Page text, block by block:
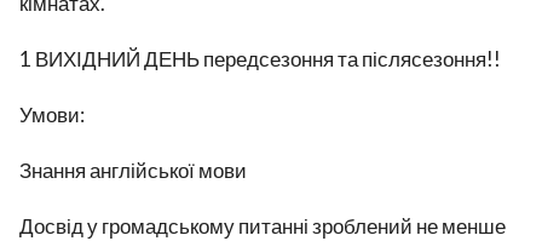
1 ВИХІДНИЙ ДЕНЬ передсезоння та післясезоння!!
Умови:
Знання англійської мови
Досвід у громадському питанні зроблений не менше